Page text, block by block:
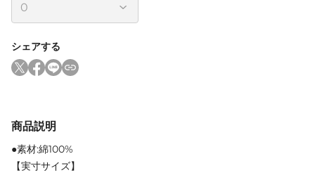
シェアする
商品説明
●素材:綿100%
【実寸サイズ】